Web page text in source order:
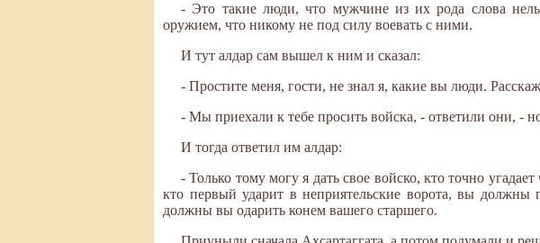
- Это такие люди, что мужчине из их рода слова
оружием, что никому не под силу воевать с ними.
И тут алдар сам вышел к ним и сказал:
- Простите меня, гости, не знал я, какие вы люди.
- Мы приехали к тебе просить войска, - ответили они, -
И тогда ответил им алдар:
- Только тому могу я дать свое войско, кто точно
кто первый ударит в неприятельские ворота, вы
должны вы одарить конем вашего старшего.